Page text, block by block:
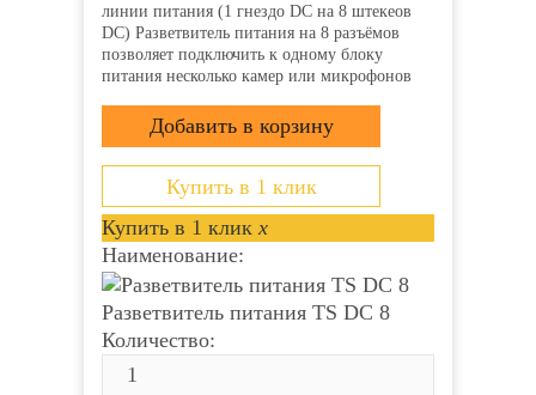
линии питания (1 гнездо DC на 8 штекеов
DC) Разветвитель питания на 8 разъёмов
позволяет подключить к одному блоку
питания несколько камер или микрофонов
(внутренний контакт 2.1 мм) Выход: 8
штекеров питания DC...
Купить в 1 клик
Купить в 1 клик x
Наименование:
Разветвитель питания TS DC 8
Количество: